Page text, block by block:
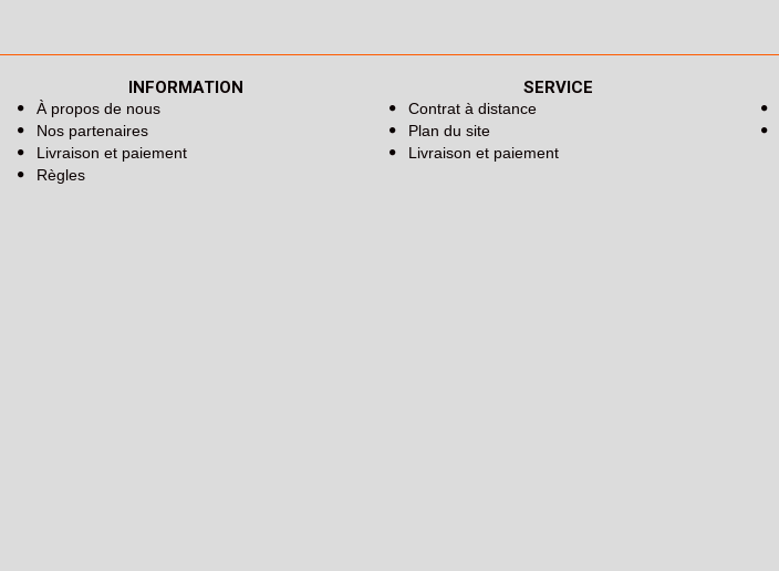
INFORMATION
À propos de nous
Nos partenaires
Livraison et paiement
Règles
SERVICE
Contrat à distance
Plan du site
Livraison et paiement